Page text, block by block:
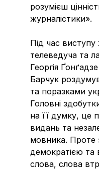
розумієш
журналістики».
Під час виступу
телеведуча та
Георгія
Барчук
та поразками
Головні
на її думку, це
видань та
мовника. Проте
демократією та
слова, слова